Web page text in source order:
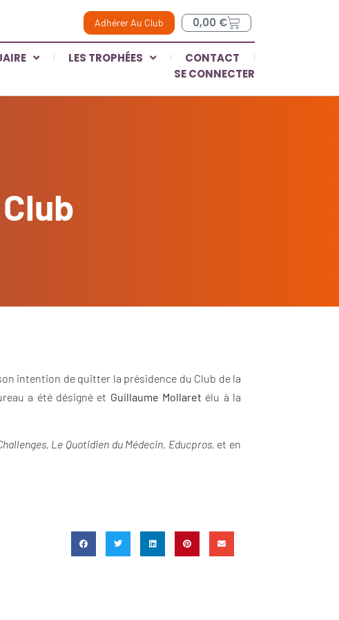
Adhérer Au Club 0,00 €
LES TROPHÉES
CONTACT
SE CONNECTER
intention de quitter la présidence du Club de la
a été désigné et Guillaume Mollaret élu à la
Le Quotidien du Médecin, Educpros, et en